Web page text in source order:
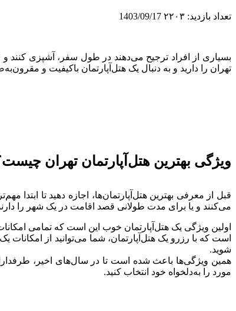
تعداد بازدید: ۲۲۰۳ 1403/09/17
بسیاری از افراد ترجیح می‌دهند در طول سفر، آشپزی کنند و
تهران را دارید و به دنبال یک هتل‌آپارتمان باکیفیت و
ویژگی‌ بهترین هتل‌آپارتمان تهران
قبل از معرفی بهترین هتل‌آپارتمان‌ها، اجازه دهید تا ابتدا
می‌کنند و یا برای مدت طولانی قصد اقامت در یک شهر را
اولین ویژگی یک هتل‌آپارتمان خوب این است که تمامی
شوید.
همین ویژگی‌ها باعث شده است تا در سال‌های اخیر،
مورد را به‌دلخواه خود انتخاب کنید.